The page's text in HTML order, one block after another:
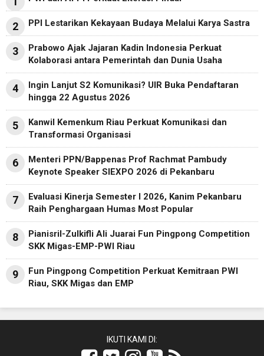
2 PPI Lestarikan Kekayaan Budaya Melalui Karya Sastra
3
Prabowo Ajak Jajaran Kadin Indonesia Perkuat
Kolaborasi antara Pemerintah dan Dunia Usaha
4
Ingin Lanjut S2 Komunikasi? UIR Buka Pendaftaran
hingga 22 Agustus 2026
5
Kanwil Kemenkum Riau Perkuat Komunikasi dan
Transformasi Organisasi
6
Menteri PPN/Bappenas Prof Rachmat Pambudy
Keynote Speaker SIEXPO 2026 di Pekanbaru
7
Evaluasi Kinerja Semester I 2026, Kanim Pekanbaru
Raih Penghargaan Humas Most Popular
8
Pianisril-Zulkifli Ali Juarai Fun Pingpong Competition
SKK Migas-EMP-PWI Riau
9
Fun Pingpong Competition Perkuat Kemitraan PWI
Riau, SKK Migas dan EMP
IKUTI KAMI DI: